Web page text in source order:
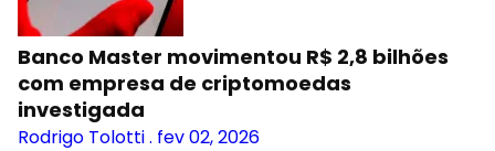
Banco Master movimentou R$ 2,8 bilhões
com empresa de criptomoedas
investigada
Rodrigo Tolotti. fev 02, 2026